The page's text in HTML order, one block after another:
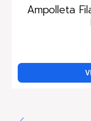
Ampolleta